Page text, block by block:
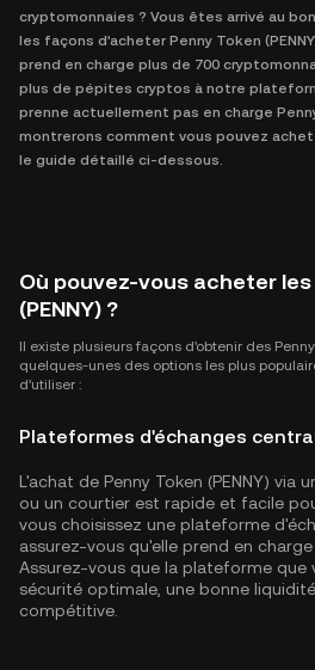
cryptomonnaies ? Vous êtes arrivé au
les façons d'acheter Penny Token
prend en charge plus de 700
plus de pépites cryptos à notre
prenne actuellement pas en charge
montrerons comment vous pouvez
le guide détaillé ci-dessous.
Où pouvez-vous acheter les
(PENNY) ?
Il existe plusieurs façons d'obtenir des Penny
quelques-unes des options les plus
d'utiliser :
Plateformes d'échanges
L'achat de Penny Token (PENNY) via
ou un courtier est rapide et facile
vous choisissez une plateforme
assurez-vous qu'elle prend en charge
Assurez-vous que la plateforme que
sécurité optimale, une bonne
compétitive.